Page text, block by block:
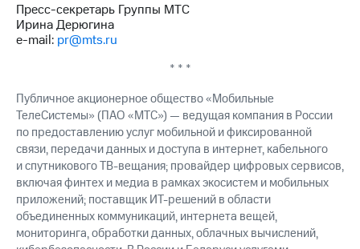
Пресс-секретарь Группы МТС
Ирина Дерюгина
e-mail: pr@mts.ru
* * *
Публичное акционерное общество «Мобильные
ТелеСистемы» (ПАО «МТС») — ведущая компания в России
по предоставлению услуг мобильной и фиксированной
связи, передачи данных и доступа в интернет, кабельного
и спутникового ТВ-вещания; провайдер цифровых сервисов,
включая финтех и медиа в рамках экосистем и мобильных
приложений; поставщик ИТ-решений в области
объединенных коммуникаций, интернета вещей,
мониторинга, обработки данных, облачных вычислений,